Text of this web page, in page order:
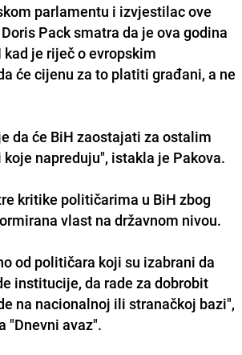
parlamentu i izvjestilac ove
Pack smatra da je ova godina
je riječ o evropskim
će cijenu za to platiti građani, a ne
da će BiH zaostajati za ostalim
napreduju", istakla je Pakova.
kritike političarima u BiH zbog
vlast na državnom nivou.
od političara koji su izabrani da
institucije, da rade za dobrobit
na nacionalnoj ili stranačkoj bazi",
"Dnevni avaz".